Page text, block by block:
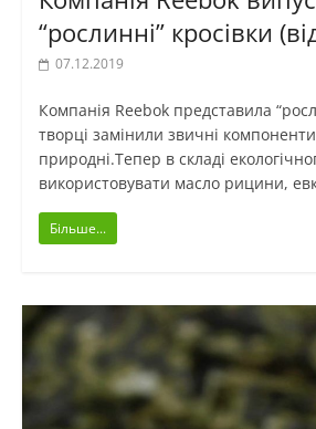
“рослинні” кросівки
07.12.2019
Компанія Reebok представила
творці замінили звичні
природні.Тепер в складі
використовувати масло рицини,
Більше...